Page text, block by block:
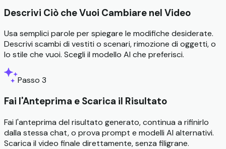
Descrivi Ciò che Vuoi Cambiare nel Video
Usa semplici parole per spiegare le modifiche desiderate.
Descrivi scambi di vestiti o scenari, rimozione di oggetti, o
lo stile che vuoi. Scegli il modello AI che preferisci.
Passo 3
Fai l'Anteprima e Scarica il Risultato
Fai l'anteprima del risultato generato, continua a rifinirlo
dalla stessa chat, o prova prompt e modelli AI alternativi.
Scarica il video finale direttamente, senza filigrane.